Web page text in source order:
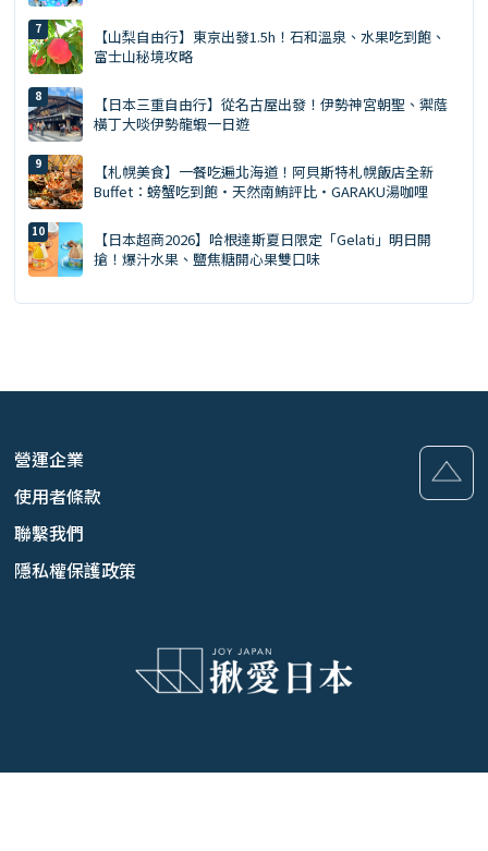
【山梨自由行】東京出發1.5h！石和溫泉、水果吃到飽、
富士山秘境攻略
【日本三重自由行】從名古屋出發！伊勢神宮朝聖、禦蔭
橫丁大啖伊勢龍蝦一日遊
【札幌美食】一餐吃遍北海道！阿貝斯特札幌飯店全新
Buffet：螃蟹吃到飽・天然南鮪評比・GARAKU湯咖哩
【日本超商2026】哈根達斯夏日限定「Gelati」明日開
搶！爆汁水果、鹽焦糖開心果雙口味
營運企業
使用者條款
聯繫我們
隱私權保護政策